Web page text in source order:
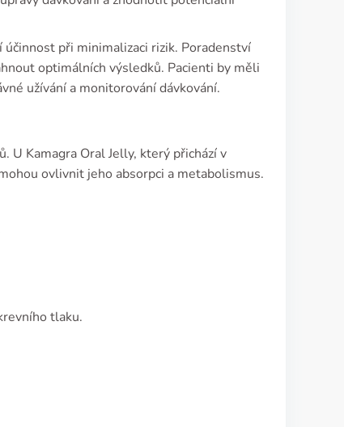
při minimalizaci rizik. Poradenství
optimálních výsledků. Pacienti by měli
užívání a monitorování dávkování.
U Kamagra Oral Jelly, který přichází v
ovlivnit jeho absorpci a metabolismus.
tlaku.